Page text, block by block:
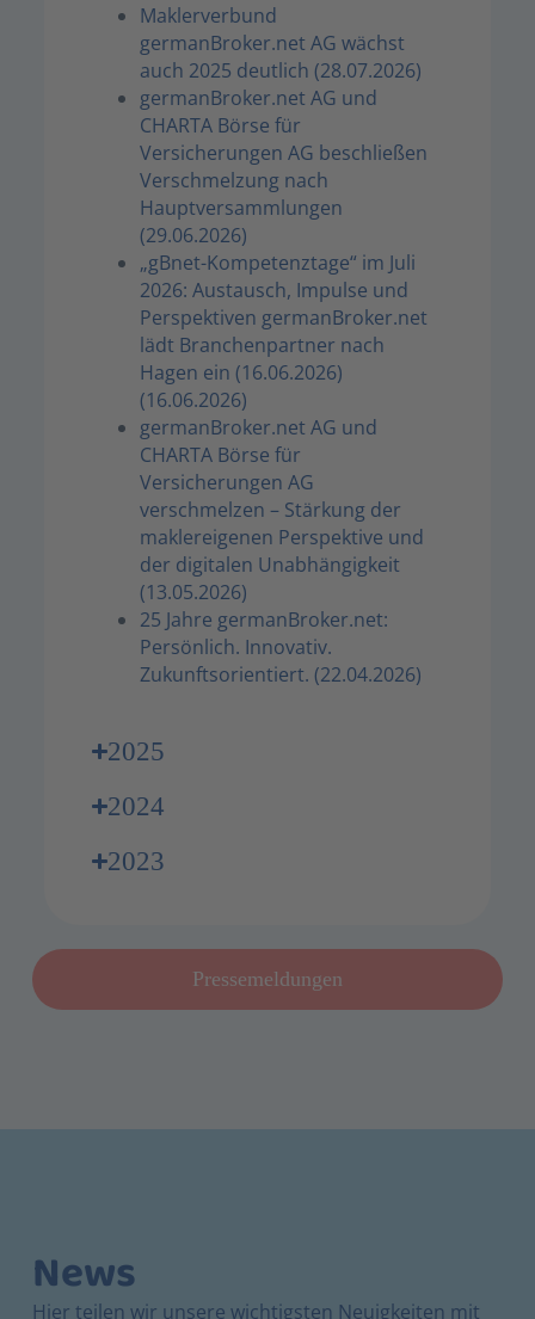
Pressemeldungen
Maklerverbund
germanBroker.net AG wächst
auch 2025 deutlich (28.07.2026)
germanBroker.net AG und
CHARTA Börse für
Versicherungen AG beschließen
Verschmelzung nach
Hauptversammlungen
(29.06.2026)
„gBnet-Kompetenztage“ im Juli
2026: Austausch, Impulse und
Perspektiven germanBroker.net
lädt Branchenpartner nach
Hagen ein (16.06.2026)
(16.06.2026)
germanBroker.net AG und
CHARTA Börse für
Versicherungen AG
verschmelzen – Stärkung der
maklereigenen Perspektive und
der digitalen Unabhängigkeit
(13.05.2026)
25 Jahre germanBroker.net:
Persönlich. Innovativ.
Zukunftsorientiert. (22.04.2026)
2025
2024
2023
News
Hier teilen wir unsere wichtigsten Neuigkeiten mit